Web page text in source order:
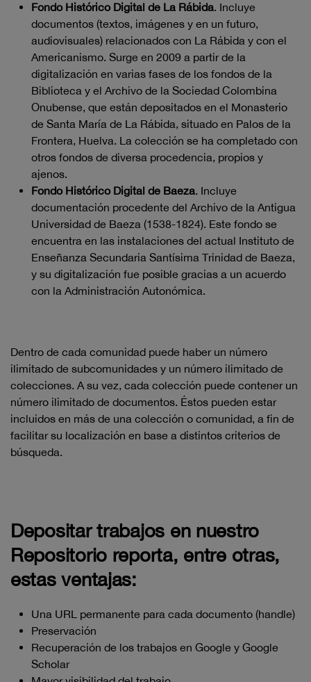
Fondo Histórico Digital de La Rábida. Incluye
documentos (textos, imágenes y en un futuro,
audiovisuales) relacionados con La Rábida y con el
Americanismo. Surge en 2009 a partir de la
digitalización en varias fases de los fondos de la
Biblioteca y el Archivo de la Sociedad Colombina
Onubense, que están depositados en el Monasterio
de Santa María de La Rábida, situado en Palos de la
Frontera, Huelva. La colección se ha completado con
otros fondos de diversa procedencia, propios y
ajenos.
Fondo Histórico Digital de Baeza. Incluye
documentación procedente del Archivo de la Antigua
Universidad de Baeza (1538-1824). Este fondo se
encuentra en las instalaciones del actual Instituto de
Enseñanza Secundaria Santísima Trinidad de Baeza,
y su digitalización fue posible gracias a un acuerdo
con la Administración Autonómica.
Dentro de cada comunidad puede haber un número
ilimitado de subcomunidades y un número ilimitado de
colecciones. A su vez, cada colección puede contener un
número ilimitado de documentos. Éstos pueden estar
incluidos en más de una colección o comunidad, a fin de
facilitar su localización en base a distintos criterios de
búsqueda.
Depositar trabajos en nuestro
Repositorio reporta, entre otras,
estas ventajas:
Una URL permanente para cada documento (handle)
Preservación
Recuperación de los trabajos en Google y Google
Scholar